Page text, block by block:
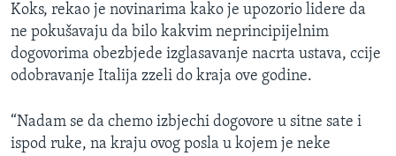
Koks, rekao je novinarima kako je upozorio lidere da
ne pokušavaju da bilo kakvim neprincipijelnim
dogovorima obezbjede izglasavanje nacrta ustava, ccije
odobravanje Italija zzeli do kraja ove godine.
“Nadam se da chemo izbjechi dogovore u sitne sate i
ispod ruke, na kraju ovog posla u kojem je neke